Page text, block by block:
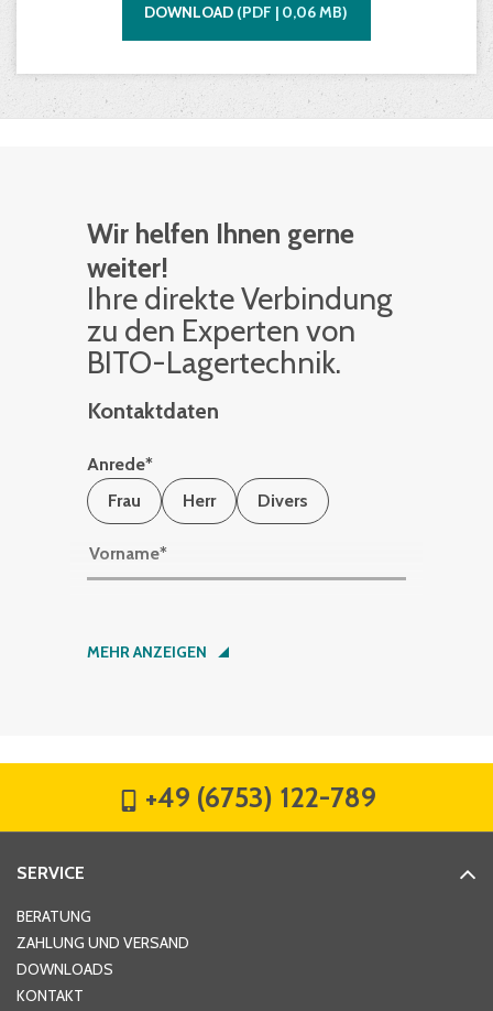
DOWNLOAD (PDF | 0,06MB)
Wir helfen Ihnen gerne
weiter!
Ihre di­rek­te Ver­bin­dung
zu den Ex­per­ten von
BITO-La­ger­tech­nik.
Kontaktdaten
Anrede*
Frau
Herr Divers
Vorname*
Nachname*
Hausnummer
MEHR ANZEIGEN
+49 (6753) 122-789
SERVICE
BERATUNG
ZAHLUNG UND VERSAND
DOWNLOADS
KONTAKT